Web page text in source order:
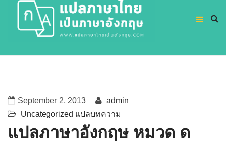
September 2, 2013
admin
Uncategorized แปลบทความ
แปลภาษาอังกฤษ หมวด ด